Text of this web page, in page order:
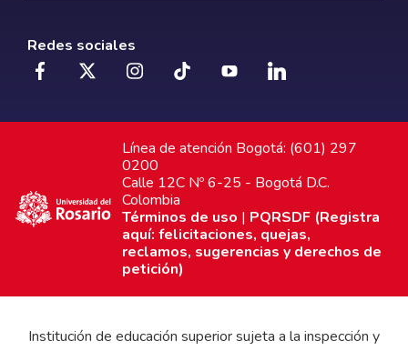
Redes sociales
Línea de atención Bogotá: (601) 297
0200
Calle 12C Nº 6-25 - Bogotá D.C.
Colombia
Términos de uso | PQRSDF (Registra
aquí: felicitaciones, quejas,
reclamos, sugerencias y derechos de
petición)
Institución de educación superior sujeta a la inspección y